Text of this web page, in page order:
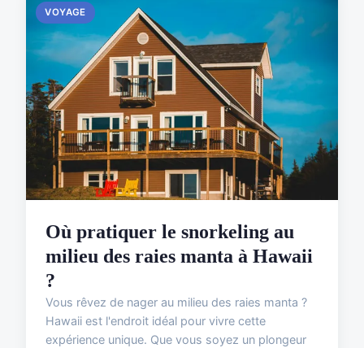
VOYAGE
Où pratiquer le snorkeling au
milieu des raies manta à Hawaii
?
Vous rêvez de nager au milieu des raies manta ?
Hawaii est l'endroit idéal pour vivre cette
expérience unique. Que vous soyez un plongeur